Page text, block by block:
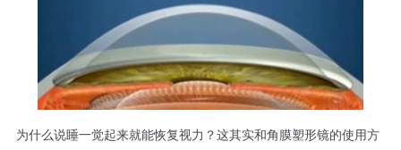
为什么说睡一觉起来就能恢复视力？这其实和角膜塑形镜的使用方